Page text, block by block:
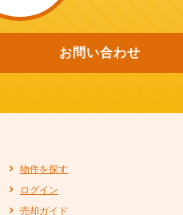
お問い合わせ
物件を探す
ログイン
売却ガイド